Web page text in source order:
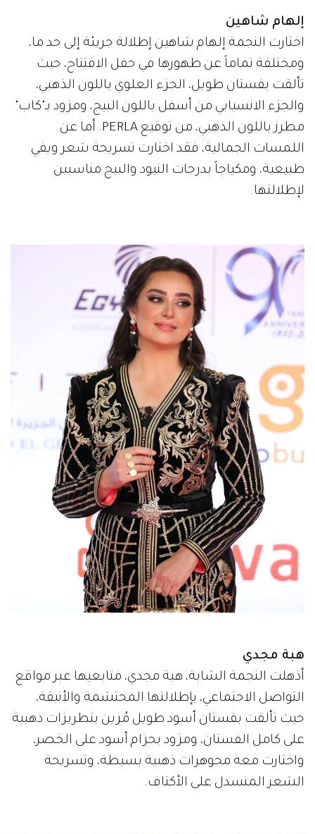
إلهام شاهين
اختارت النجمة إلهام شاهين إطلالة جريئة إلى حد ما،
ومختلفة تماماً عن ظهورها في حفل الافتتاح، حيث
تألقت بفستان طويل، الجزء العلوي باللون الذهبي،
والجزء الانسيابي من أسفل باللون البيج، ومزود بـ"كاب"
مطرز باللون الذهبي، من توقيع PERLA. أما عن
اللمسات الجمالية، فقد اختارت تسريحة شعر ويفي
طبيعية، ومكياجاً بدرجات النيود والبيج مناسبين
لإطلالتها.
هبة مجدي
أذهلت النجمة الشابة، هبة مجدي، متابعيها عبر مواقع
التواصل الاجتماعي، بإطلالتها المحتشمة والأنيقة،
حيث تألقت بفستان أسود طويل مُزين بتطريزات ذهبية
على كامل الفستان، ومزود بحزام أسود على الخصر،
واختارت معه مجوهرات ذهبية بسيطة، وتسريحة
الشعر المنسدل على الأكتاف.